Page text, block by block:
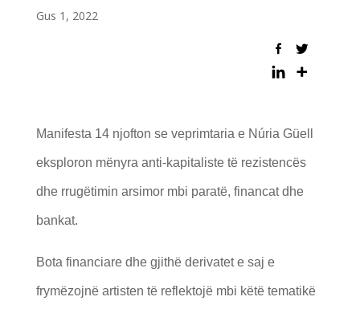
Gus 1, 2022
Manifesta 14 njofton se veprimtaria e Núria Güell
eksploron mënyra anti-kapitaliste të rezistencës
dhe rrugëtimin arsimor mbi paratë, financat dhe
bankat.
Bota financiare dhe gjithë derivatet e saj e
frymëzojnë artisten të reflektojë mbi këtë tematikë